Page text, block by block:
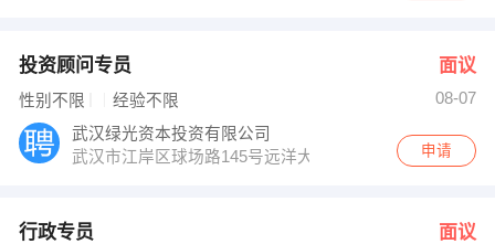
投资顾问专员 面议
性别不限 经验不限
08-07
武汉绿光资本投资有限公司
武汉市江岸区球场路145号远洋大厦B栋608室
申请
行政专员 面议